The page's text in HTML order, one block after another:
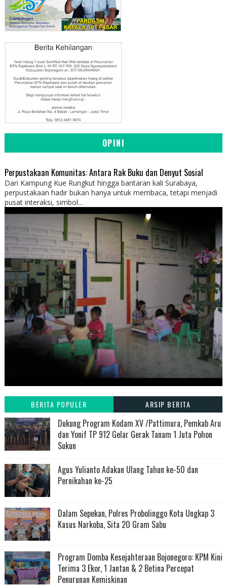
OPINI
Perpustakaan Komunitas: Antara Rak Buku dan Denyut Sosial
Dari Kampung Kue Rungkut hingga bantaran kali Surabaya,
perpustakaan hadir bukan hanya untuk membaca, tetapi menjadi
pusat interaksi, simbol...
BERITA POPULER ARSIP BERITA
Dukung Program Kodam XV /Pattimura, Pemkab Aru
dan Yonif TP 912 Gelar Gerak Tanam 1 Juta Pohon
Sukun
Agus Yulianto Adakan Ulang Tahun ke-50 dan
Pernikahan ke-25
Dalam Sepekan, Polres Probolinggo Kota Ungkap 3
Kasus Narkoba, Sita 20 Gram Sabu
Program Domba Kesejahteraan Bojonegoro: KPM Kini
Terima 3 Ekor, 1 Jantan & 2 Betina Percepat
Penurunan Kemiskinan